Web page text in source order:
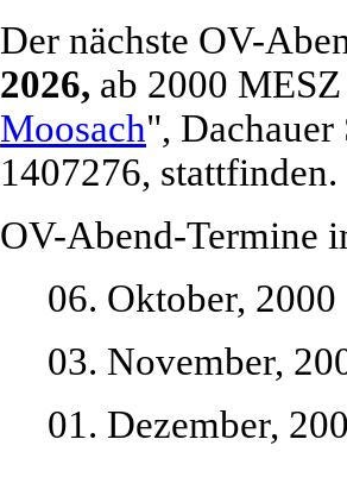
Der nächste OV-
2026, ab 2000
Moosach", Dachauer
1407276, stattfinden.
OV-Abend-Termine
06. Oktober,
03. November,
01. Dezember,